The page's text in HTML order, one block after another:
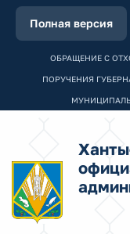
Полная версия
ОБРАЩЕНИЕ С
ПОРУЧЕНИЯ